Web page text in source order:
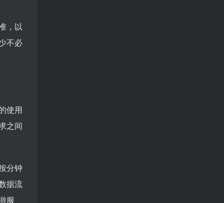
，以
不必
使用
之间
分钟
据流
服